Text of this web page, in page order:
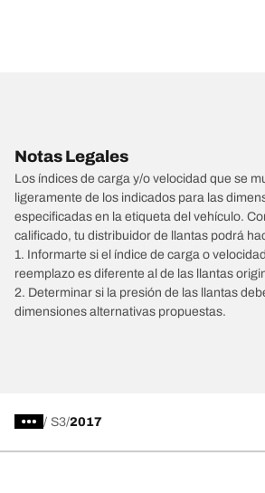
Notas Legales
Los índices de carga y/o velocidad que se
ligeramente de los indicados para las
especificadas en la etiqueta del vehículo.
calificado, tu distribuidor de llantas podrá
1. Informarte si el índice de carga o
reemplazo es diferente al de las llantas
2. Determinar si la presión de las llantas
dimensiones alternativas propuestas.
/ S3 2017